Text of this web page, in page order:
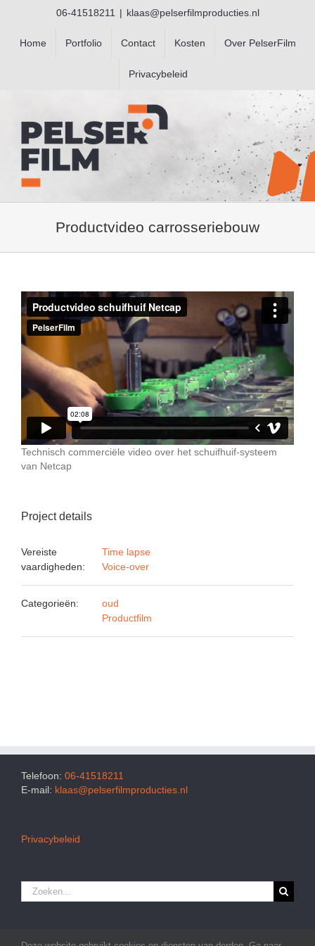
06-41518211 | klaas@pelserfilmproducties.nl
Home Portfolio Contact Kosten Over PelserFilm
Privacybeleid
Productvideo carrosseriebouw
Technisch commerciële video over het schuifhuif-systeem
van Netcap
Project details
Vereiste
vaardigheden:
Time lapse
Voice-over
Categorieën:
oud
Productfilm
Telefoon: 06-41518211
E-mail: klaas@pelserfilmproducties.nl
Privacybeleid
Zoeken
naar: